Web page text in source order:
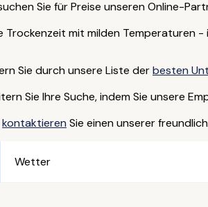
Sie für Preise unseren Online-
mit milden Temperaturen -
Sie durch unsere Liste derbesten
Sie Ihre Suche, indem Sie unsere
kontaktieren Sie einen unserer
Wetter